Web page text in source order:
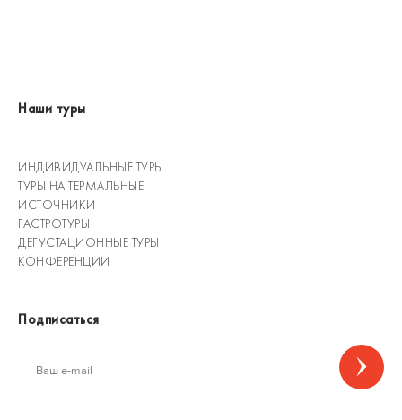
Наши туры
ИНДИВИДУАЛЬНЫЕ ТУРЫ
ТУРЫ НА ТЕРМАЛЬНЫЕ
ИСТОЧНИКИ
ГАСТРОТУРЫ
ДЕГУСТАЦИОННЫЕ ТУРЫ
КОНФЕРЕНЦИИ
Подписаться